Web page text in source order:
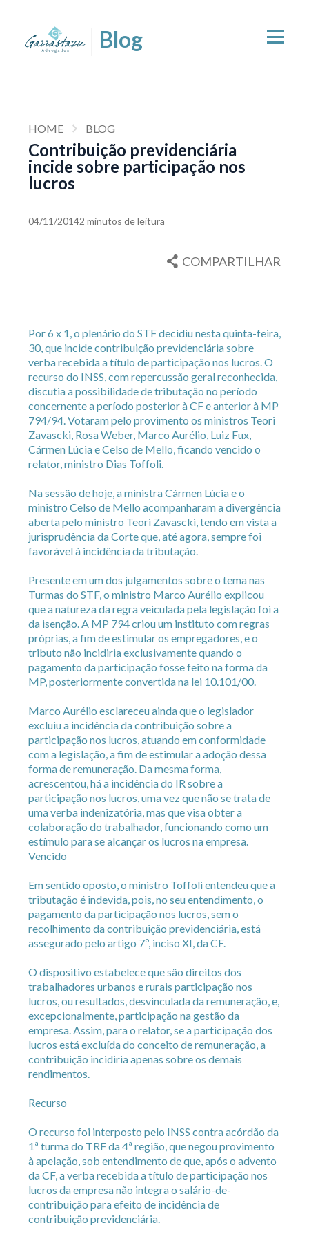
HOME BLOG
Contribuição previdenciária
incide sobre participação nos
lucros
04/11/20142 minutos de leitura
COMPARTILHAR
Por 6 x 1, o plenário do STF decidiu nesta quinta-feira,
30, que incide contribuição previdenciária sobre
verba recebida a título de participação nos lucros. O
recurso do INSS, com repercussão geral reconhecida,
discutia a possibilidade de tributação no período
concernente a período posterior à CF e anterior à MP
794/94. Votaram pelo provimento os ministros Teori
Zavascki, Rosa Weber, Marco Aurélio, Luiz Fux,
Cármen Lúcia e Celso de Mello, ficando vencido o
relator, ministro Dias Toffoli.
Na sessão de hoje, a ministra Cármen Lúcia e o
ministro Celso de Mello acompanharam a divergência
aberta pelo ministro Teori Zavascki, tendo em vista a
jurisprudência da Corte que, até agora, sempre foi
favorável à incidência da tributação.
Presente em um dos julgamentos sobre o tema nas
Turmas do STF, o ministro Marco Aurélio explicou
que a natureza da regra veiculada pela legislação foi a
da isenção. A MP 794 criou um instituto com regras
próprias, a fim de estimular os empregadores, e o
tributo não incidiria exclusivamente quando o
pagamento da participação fosse feito na forma da
MP, posteriormente convertida na lei 10.101/00.
Marco Aurélio esclareceu ainda que o legislador
excluiu a incidência da contribuição sobre a
participação nos lucros, atuando em conformidade
com a legislação, a fim de estimular a adoção dessa
forma de remuneração. Da mesma forma,
acrescentou, há a incidência do IR sobre a
participação nos lucros, uma vez que não se trata de
uma verba indenizatória, mas que visa obter a
colaboração do trabalhador, funcionando como um
estímulo para se alcançar os lucros na empresa.
Vencido
Em sentido oposto, o ministro Toffoli entendeu que a
tributação é indevida, pois, no seu entendimento, o
pagamento da participação nos lucros, sem o
recolhimento da contribuição previdenciária, está
assegurado pelo artigo 7º, inciso XI, da CF.
O dispositivo estabelece que são direitos dos
trabalhadores urbanos e rurais participação nos
lucros, ou resultados, desvinculada da remuneração, e,
excepcionalmente, participação na gestão da
empresa. Assim, para o relator, se a participação dos
lucros está excluída do conceito de remuneração, a
contribuição incidiria apenas sobre os demais
rendimentos.
Recurso
O recurso foi interposto pelo INSS contra acórdão da
1ª turma do TRF da 4ª região, que negou provimento
à apelação, sob entendimento de que, após o advento
da CF, a verba recebida a título de participação nos
lucros da empresa não integra o salário-de-
contribuição para efeito de incidência de
contribuição previdenciária.